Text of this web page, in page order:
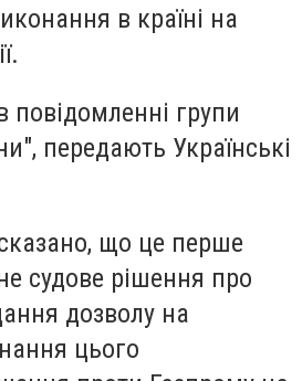
в країні на
повідомленні групи
передають Українські
що це перше
судове рішення про
дозволу на
цього